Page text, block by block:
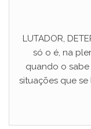
LUTADOR,
só o é, na
quando o sabe
situações que se